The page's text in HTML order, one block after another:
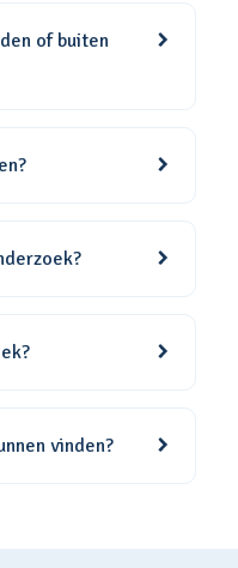
of buiten
vinden?